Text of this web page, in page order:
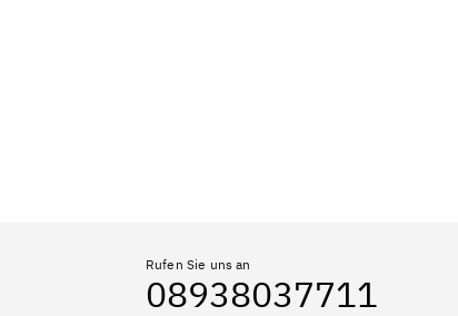
Rufen Sie uns an
08938037711